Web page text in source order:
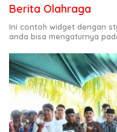
Berita Olahraga
Ini contoh widget dengan
anda bisa mengaturnya